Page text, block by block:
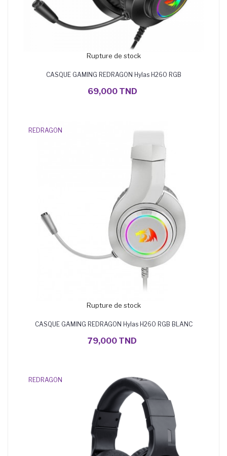
Rupture de stock
CASQUE GAMING REDRAGON Hylas H260 RGB
69,000 TND
Rupture de stock
REDRAGON
CASQUE GAMING REDRAGON Hylas H260 RGB BLANC
79,000 TND
REDRAGON